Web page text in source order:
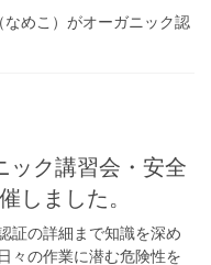
めこ）がオーガニック認
ック講習会・安全
しました。
証の詳細まで知識を深め
々の作業に潜む危険性を